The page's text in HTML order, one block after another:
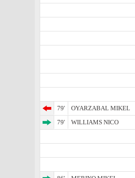
79'
OYARZABAL MIKEL
79'
WILLIAMS NICO